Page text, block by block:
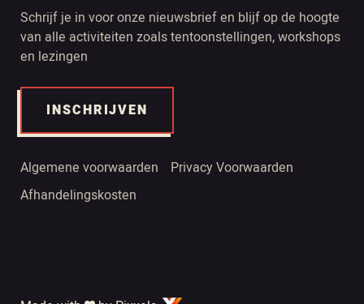
Schrijf je in voor onze nieuwsbrief en blijf op de hoogte
van alle activiteiten zoals tentoonstellingen, workshops
en lezingen
INSCHRIJVEN
Algemene voorwaarden
Privacy Voorwaarden
Afhandelingskosten